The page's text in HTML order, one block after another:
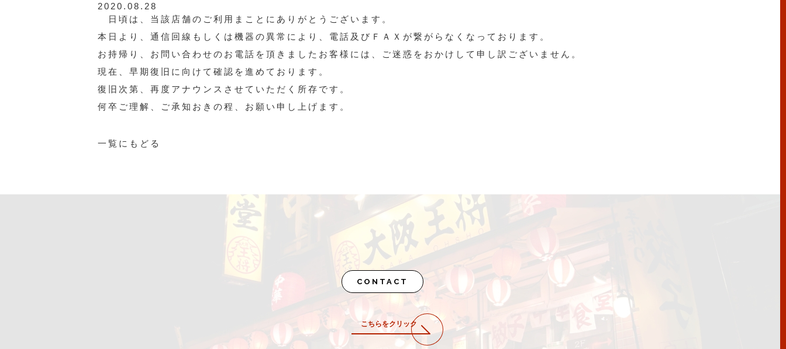
2020.08.28
日頃は、当該店舗のご利用まことにありがとうございます。
本日より、通信回線もしくは機器の異常により、電話及びＦＡＸが繋がらなくなっております。
お持帰り、お問い合わせのお電話を頂きましたお客様には、ご迷惑をおかけして申し訳ございません。
現在、早期復旧に向けて確認を進めております。
復旧次第、再度アナウンスさせていただく所存です。
何卒ご理解、ご承知おきの程、お願い申し上げます。
一覧にもどる
CONTACT
こちらをクリック